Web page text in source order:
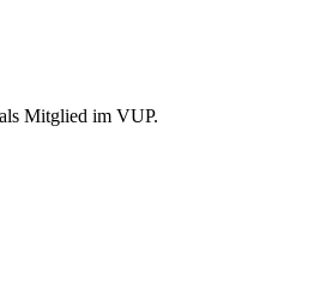
Mitglied im VUP.